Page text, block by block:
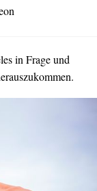
in Frage und